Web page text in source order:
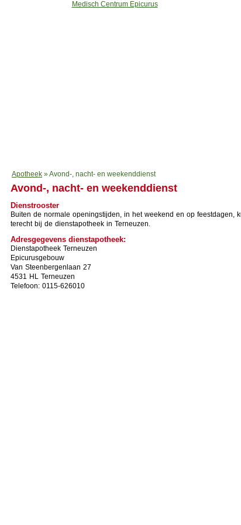
Apotheek »Avond-, nacht- en weekenddienst
Avond-, nacht- en weekenddienst
Dienstrooster
Buiten de normale openingstijden, in het weekend en op feestdagen,
terecht bij de dienstapotheek in Terneuzen.
Adresgegevens dienstapotheek:
Dienstapotheek Terneuzen
Epicurusgebouw
Van Steenbergenlaan 27
4531 HL Terneuzen
Telefoon: 0115-626010